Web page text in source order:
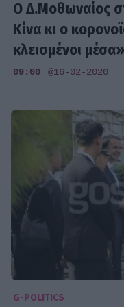
Ο Δ.Μοθωναίος
Κίνα κι ο
κλεισμένοι μέσα»
09:00 @16-02-2020
G-POLITICS